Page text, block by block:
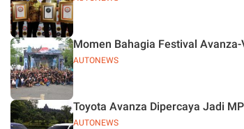
AUTONEWS
Momen Bahagia Festival
AUTONEWS
Toyota Avanza Dipercaya Jadi